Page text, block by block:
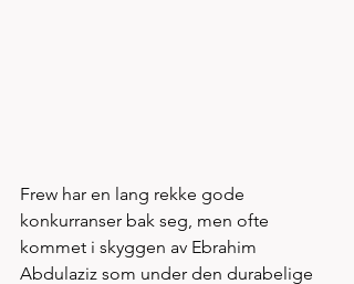
Frew har en lang rekke gode
konkurranser bak seg, men ofte
kommet i skyggen av Ebrahim
Abdulaziz som under den durabelige